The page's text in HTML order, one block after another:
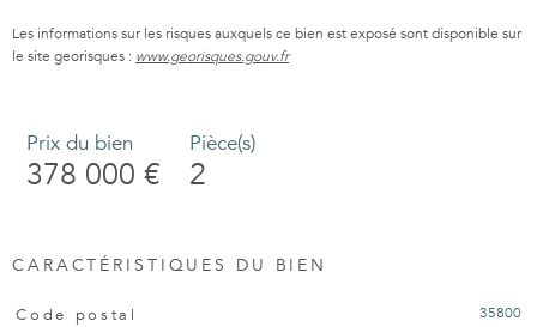
Les informations sur les risques auxquels ce bien est exposé sont disponible sur
le site georisques : www.georisques.gouv.fr
Prix du bien
378 000 €
Pièce(s)
2
CARACTÉRISTIQUES DU BIEN
Caractéristiques Valeurs
Code postal 35800